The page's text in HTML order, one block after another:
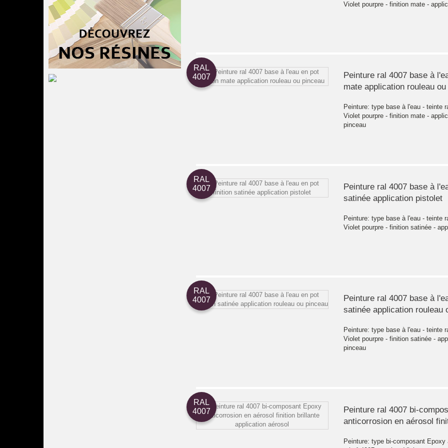
Violet pourpre - finition mate -
RAL
4007
Peinture ral 4007 base à
mate application rouleau
Peinture: type base à l'eau - teinte
Violet pourpre - finition mate -
pinceau
RAL
4007
Peinture ral 4007 base à
satinée application pistolet
Peinture: type base à l'eau - teinte
Violet pourpre - finition satinée -
RAL
4007
Peinture ral 4007 base à
satinée application rouleau
Peinture: type base à l'eau - teinte
Violet pourpre - finition satinée -
pinceau
RAL
4007
Peinture ral 4007 bi-
anticorrosion en aérosol
Peinture: type bi-composant